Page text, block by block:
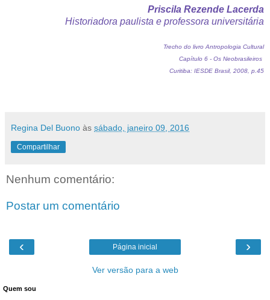
Priscila Rezende Lacerda
Historiadora paulista e professora universitária
Trecho do livro Antropologia Cultural
Capítulo 6 - Os Neobrasileiros
Curitiba: IESDE Brasil, 2008, p.45
Regina Del Buono às sábado, janeiro 09, 2016
Compartilhar
Nenhum comentário:
Postar um comentário
‹ ›
Página inicial
Ver versão para a web
Quem sou